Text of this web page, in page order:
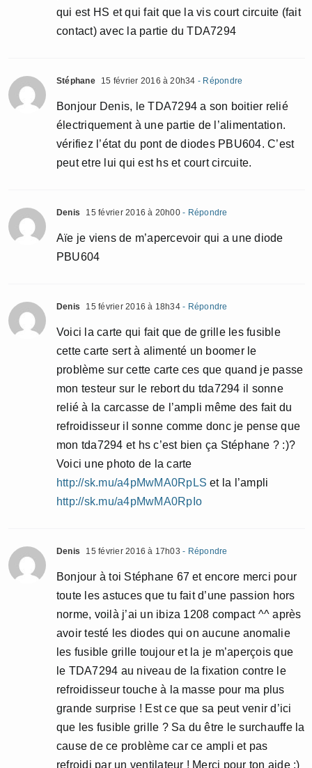
qui est HS et qui fait que la vis court circuite (fait
contact) avec la partie du TDA7294
Stéphane 15 février 2016 à 20h34 - Répondre
Bonjour Denis, le TDA7294 a son boitier relié
électriquement à une partie de l’alimentation.
vérifiez l’état du pont de diodes PBU604. C’est
peut etre lui qui est hs et court circuite.
Denis 15 février 2016 à 20h00- Répondre
Aïe je viens de m’apercevoir qui a une diode
PBU604
Denis 15 février 2016 à 18h34- Répondre
Voici la carte qui fait que de grille les fusible
cette carte sert à alimenté un boomer le
problème sur cette carte ces que quand je passe
mon testeur sur le rebort du tda7294 il sonne
relié à la carcasse de l’ampli même des fait du
refroidisseur il sonne comme donc je pense que
mon tda7294 et hs c’est bien ça Stéphane ? :)?
Voici une photo de la carte
http://sk.mu/a4pMwMA0RpLS et la l’ampli
http://sk.mu/a4pMwMA0RpIo
Denis 15 février 2016 à 17h03 - Répondre
Bonjour à toi Stéphane 67 et encore merci pour
toute les astuces que tu fait d’une passion hors
norme, voilà j’ai un ibiza 1208 compact ^^ après
avoir testé les diodes qui on aucune anomalie
les fusible grille toujour et la je m’aperçois que
le TDA7294 au niveau de la fixation contre le
refroidisseur touche à la masse pour ma plus
grande surprise ! Est ce que sa peut venir d’ici
que les fusible grille ? Sa du être le surchauffe la
cause de ce problème car ce ampli et pas
refroidi par un ventilateur ! Merci pour ton aide :)